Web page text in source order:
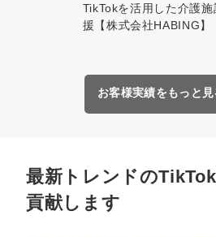
TikTokを活用した介護施
援【株式会社HABING】
お客様実績をもっと見
最新トレンドの
貢献します